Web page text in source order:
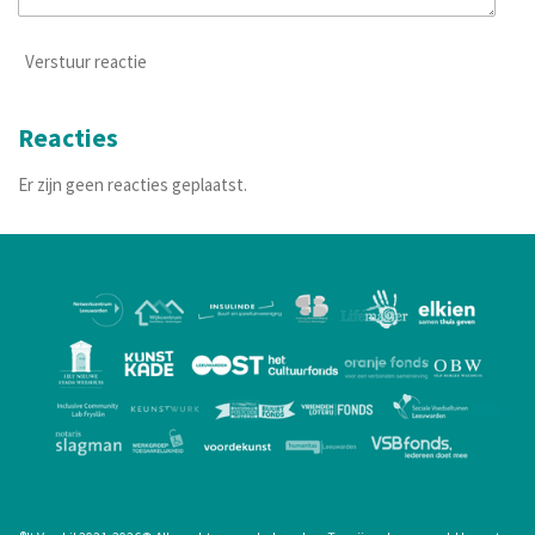
Verstuur reactie
Reacties
Er zijn geen reacties geplaatst.